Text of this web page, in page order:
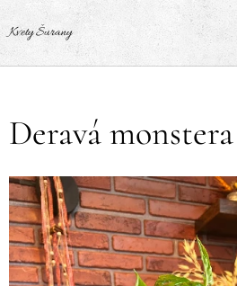
Kvety Šurany
Deravá monstera